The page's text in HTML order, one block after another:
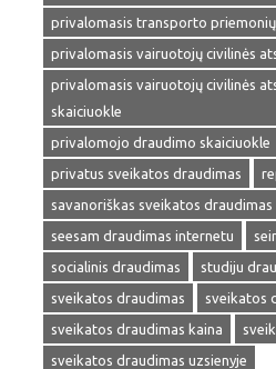
privalomasis transporto
privalomasis vairuotojų civilinės
privalomasis vairuotojų civilinės
skaiciuokle
privalomojo draudimo skaiciuokle
privatus sveikatos draudimas
savanoriškas sveikatos draudimas
seesam draudimas internetu
socialinis draudimas
studiju
sveikatos draudimas
sveikatos
sveikatos draudimas kaina
sveikatos draudimas uzsienyje